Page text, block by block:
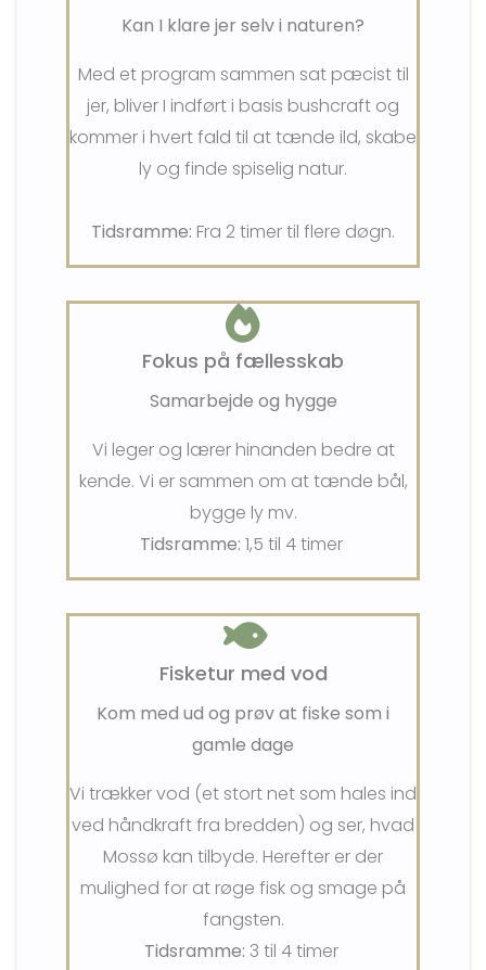
Kan I klare jer selv i naturen?
Med et program sammen sat pæcist til
jer, bliver I indført i basis bushcraft og
kommer i hvert fald til at tænde ild, skabe
ly og finde spiselig natur.
Tidsramme: Fra 2 timer til flere døgn.
Fokus på fællesskab
Samarbejde og hygge
Vi leger og lærer hinanden bedre at
kende. Vi er sammen om at tænde bål,
bygge ly mv.
Tidsramme: 1,5 til 4 timer
Fisketur med vod
Kom med ud og prøv at fiske som i
gamle dage
Vi trækker vod (et stort net som hales ind
ved håndkraft fra bredden) og ser, hvad
Mossø kan tilbyde. Herefter er der
mulighed for at røge fisk og smage på
fangsten.
Tidsramme: 3 til 4 timer